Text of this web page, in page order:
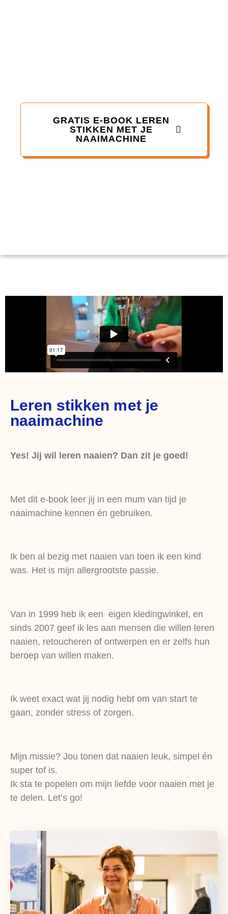
GRATIS E-BOOK LEREN
STIKKEN MET JE
NAAIMACHINE
Leren stikken met je
naaimachine
Yes! Jij wil leren naaien? Dan zit je goed!
Met dit e-book leer jij in een mum van tijd je
naaimachine kennen én gebruiken.
Ik ben al bezig met naaien van toen ik een kind
was. Het is mijn allergrootste passie.
Van in 1999 heb ik een eigen kledingwinkel, en
sinds 2007 geef ik les aan mensen die willen leren
naaien, retoucheren of ontwerpen en er zelfs hun
beroep van willen maken.
Ik weet exact wat jij nodig hebt om van start te
gaan, zonder stress of zorgen.
Mijn missie? Jou tonen dat naaien leuk, simpel én
super tof is.
Ik sta te popelen om mijn liefde voor naaien met je
te delen. Let’s go!